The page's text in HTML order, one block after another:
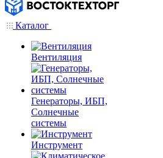
Каталог
Вентиляция
Генераторы, ИБП,
Солнечные
системы
Инструмент